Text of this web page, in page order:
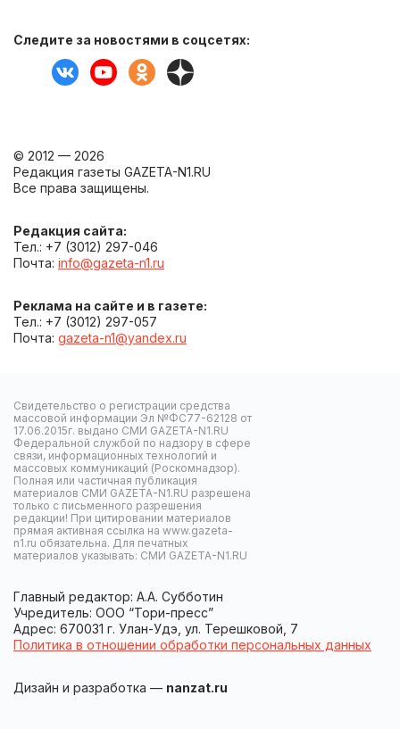
Следите за новостями в соцсетях:
© 2012 — 2026
Редакция газеты GAZETA-N1.RU
Все права защищены.
Редакция сайта:
Тел.: +7 (3012) 297-046
Почта: info@gazeta-n1.ru
Реклама на сайте и в газете:
Тел.: +7 (3012) 297-057
Почта: gazeta-n1@yandex.ru
Свидетельство о регистрации средства
массовой информации Эл №ФС77-62128 от
17.06.2015г. выдано СМИ GAZETA-N1.RU
Федеральной службой по надзору в сфере
связи, информационных технологий и
массовых коммуникаций (Роскомнадзор).
Полная или частичная публикация
материалов СМИ GAZETA-N1.RU разрешена
только с письменного разрешения
редакции! При цитировании материалов
прямая активная ссылка на www.gazeta-
n1.ru обязательна. Для печатных
материалов указывать: СМИ GAZETA-N1.RU
Главный редактор: А.А. Субботин
Учредитель: ООО “Тори-пресс”
Адрес: 670031 г. Улан-Удэ, ул. Терешковой, 7
Политика в отношении обработки персональных данных
Дизайн и разработка — nanzat.ru